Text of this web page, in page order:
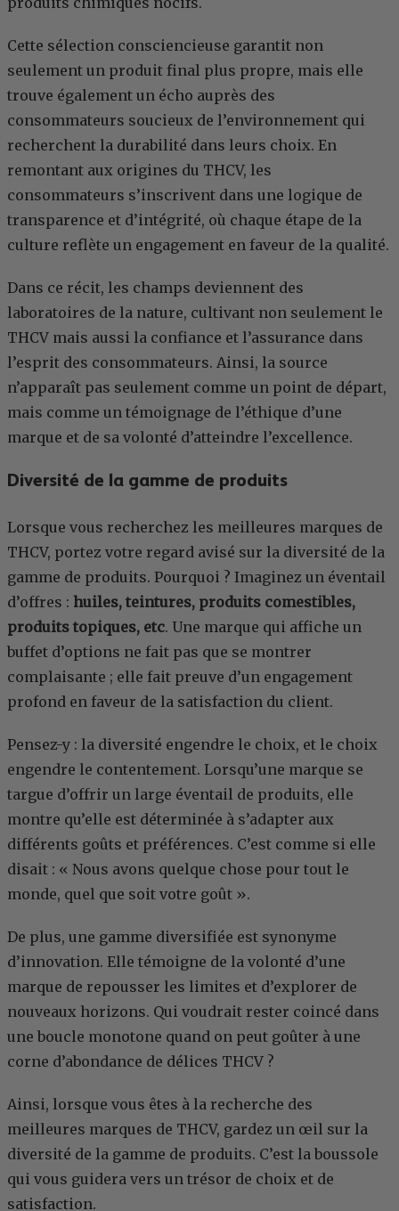
Cette sélection consciencieuse garantit non
seulement un produit final plus propre, mais elle
trouve également un écho auprès des
consommateurs soucieux de l’environnement qui
recherchent la durabilité dans leurs choix. En
remontant aux origines du THCV, les
consommateurs s’inscrivent dans une logique de
transparence et d’intégrité, où chaque étape de la
culture reflète un engagement en faveur de la qualité.
Dans ce récit, les champs deviennent des
laboratoires de la nature, cultivant non seulement le
THCV mais aussi la confiance et l’assurance dans
l’esprit des consommateurs. Ainsi, la source
n’apparaît pas seulement comme un point de départ,
mais comme un témoignage de l’éthique d’une
marque et de sa volonté d’atteindre l’excellence.
Diversité de la gamme de produits
Lorsque vous recherchez les meilleures marques de
THCV, portez votre regard avisé sur la diversité de la
gamme de produits. Pourquoi ? Imaginez un éventail
d’offres : huiles, teintures, produits comestibles,
produits topiques, etc. Une marque qui affiche un
buffet d’options ne fait pas que se montrer
complaisante ; elle fait preuve d’un engagement
profond en faveur de la satisfaction du client.
Pensez-y : la diversité engendre le choix, et le choix
engendre le contentement. Lorsqu’une marque se
targue d’offrir un large éventail de produits, elle
montre qu’elle est déterminée à s’adapter aux
différents goûts et préférences. C’est comme si elle
disait : « Nous avons quelque chose pour tout le
monde, quel que soit votre goût ».
De plus, une gamme diversifiée est synonyme
d’innovation. Elle témoigne de la volonté d’une
marque de repousser les limites et d’explorer de
nouveaux horizons. Qui voudrait rester coincé dans
une boucle monotone quand on peut goûter à une
corne d’abondance de délices THCV ?
Ainsi, lorsque vous êtes à la recherche des
meilleures marques de THCV, gardez un œil sur la
diversité de la gamme de produits. C’est la boussole
qui vous guidera vers un trésor de choix et de
satisfaction.